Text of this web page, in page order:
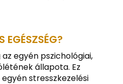
EGÉSZSÉG?
egyén pszichológiai,
állapota. Ez
stresszkezelési